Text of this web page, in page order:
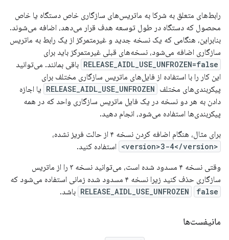
رابط‌های متعلق به شرکا به ماتریس‌های سازگاری خاص دستگاه یا خاص
محصول که دستگاه در طول توسعه هدف قرار می‌دهد، اضافه می‌شوند.
بنابراین، هنگامی که یک نسخه جدید و غیرمتمرکز از یک رابط به ماتریس
سازگاری اضافه می‌شود، نسخه‌های قبلی غیرمتمرکز باید برای
RELEASE_AIDL_USE_UNFROZEN=false باقی بمانند. می‌توانید
این کار را با استفاده از فایل‌های ماتریس سازگاری مختلف برای
پیکربندی‌های مختلف RELEASE_AIDL_USE_UNFROZEN یا اجازه
دادن به هر دو نسخه در یک فایل ماتریس سازگاری واحد که در همه
پیکربندی‌ها استفاده می‌شود، انجام دهید.
برای مثال، هنگام اضافه کردن نسخه ۴ از حالت فریز نشده،
<version>3-4</version>
استفاده کنید.
وقتی نسخه ۴ مسدود شده است، می‌توانید نسخه ۳ را از ماتریس
سازگاری حذف کنید زیرا نسخه ۴ مسدود شده زمانی استفاده می‌شود که
RELEASE_AIDL_USE_UNFROZEN false باشد.
مانیفست‌ها